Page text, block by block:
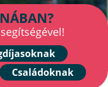
Családoknak